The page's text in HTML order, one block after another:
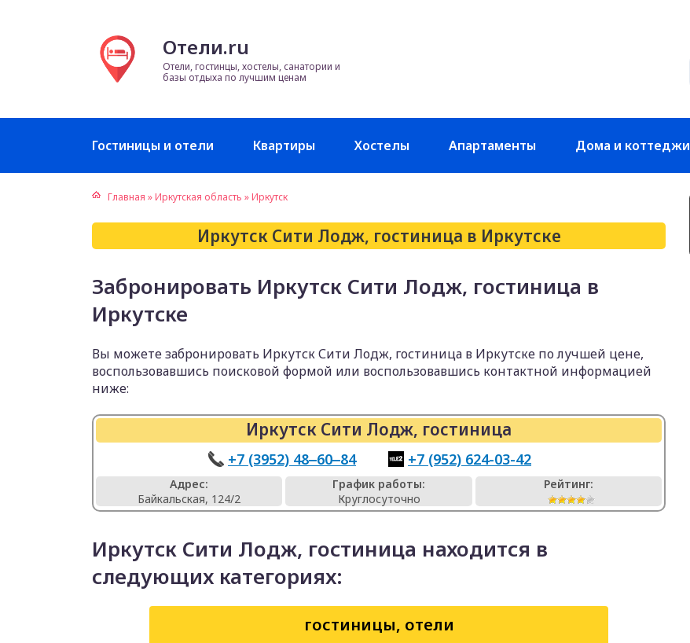
Отели.ru
Отели, гостинцы, хостелы, санатории и
базы отдыха по лучшим ценам
Гостиницы и отели Квартиры Хостелы Апартаменты Дома и коттеджи
Главная »Иркутская область »Иркутск
Иркутск Сити Лодж, гостиница в Иркутске
Забронировать Иркутск Сити Лодж, гостиница в
Иркутске
Вы можете забронировать Иркутск Сити Лодж, гостиница в Иркутске по лучшей цене,
воспользовавшись поисковой формой или воспользовавшись контактной информацией
ниже:
Иркутск Сити Лодж, гостиница
+7 (3952) 48‒60‒84 +7 (952) 624-03-42
Адрес:
Байкальская, 124/2
График работы:
Круглосуточно
Рейтинг:
Иркутск Сити Лодж, гостиница находится в
следующих категориях:
гостиницы, отели